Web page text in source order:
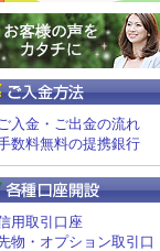
ご入金・ご出金の流れ
数料無料の提携銀行
用取引口座
物・オプション取引口